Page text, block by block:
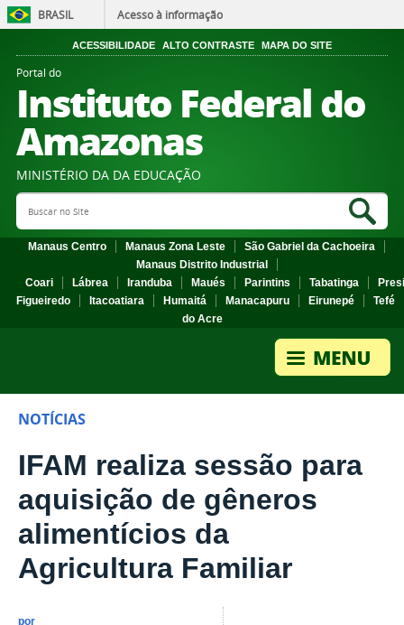
BRASIL Acesso à informação
ACESSIBILIDADE ALTO CONTRASTE MAPA DO SITE
Portal do
Instituto Federal do
Amazonas
MINISTÉRIO DA DA EDUCAÇÃO
Search Site
Manaus Centro Manaus Zona Leste
São Gabriel da Cachoeira
Manaus Distrito Industrial
Coari
Lábrea Iranduba Maués Parintins Tabatinga
Figueiredo
Itacoatiara Humaitá Manacapuru Eirunepé
Tefé
do Acre
NOTÍCIAS
IFAM realiza sessão para
aquisição de gêneros
alimentícios da
Agricultura Familiar
por